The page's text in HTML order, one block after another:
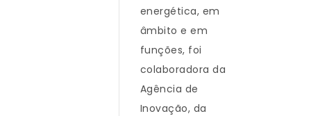
energética, em
âmbito e em
funções, foi
colaboradora da
Agência de
Inovação, da